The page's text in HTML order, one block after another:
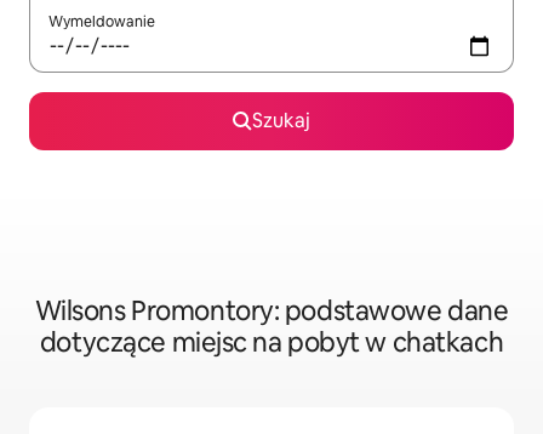
Wymeldowanie
Szukaj
Wilsons Promontory: podstawowe dane
dotyczące miejsc na pobyt w chatkach